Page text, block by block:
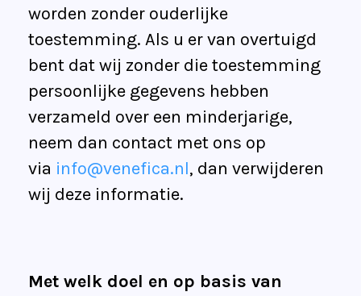
worden zonder ouderlijke
toestemming. Als u er van overtuigd
bent dat wij zonder die toestemming
persoonlijke gegevens hebben
verzameld over een minderjarige,
neem dan contact met ons op
via info@venefica.nl, dan verwijderen
wij deze informatie.
Met welk doel en op basis van